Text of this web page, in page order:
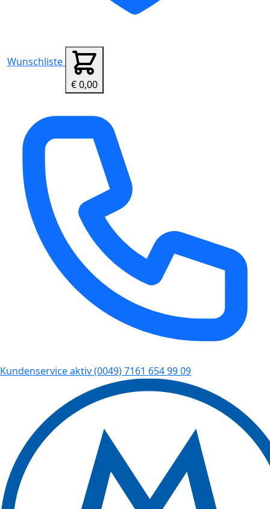
Wunschliste
€ 0,00
Kundenservice aktiv(0049) 7161 654 99 09